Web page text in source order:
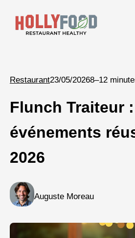
contenu
Restaurant23/05/20268–12
Flunch Traiteur
événements
2026
Auguste Moreau